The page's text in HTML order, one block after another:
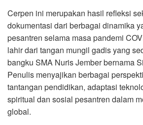
Cerpen ini merupakan hasil refleksi
dokumentasi dari berbagai dinamika
pesantren selama masa pandemi
lahir dari tangan mungil gadis yang
bangku SMA Nuris Jember bernama
Penulis menyajikan berbagai
tantangan pendidikan, adaptasi
spiritual dan sosial pesantren dalam
global.